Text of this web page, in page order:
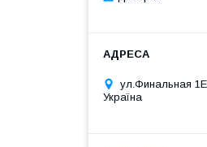
ул.Финальная
Україна